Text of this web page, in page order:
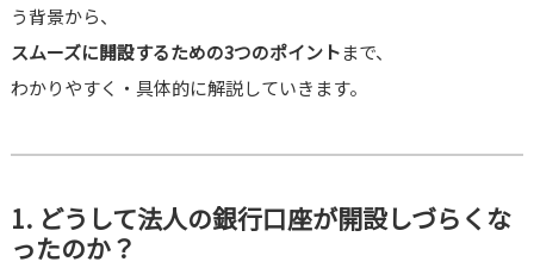
う背景から、
スムーズに開設するための3つのポイントまで、
わかりやすく・具体的に解説していきます。
1. どうして法人の銀行口座が開設しづらくな
ったのか？